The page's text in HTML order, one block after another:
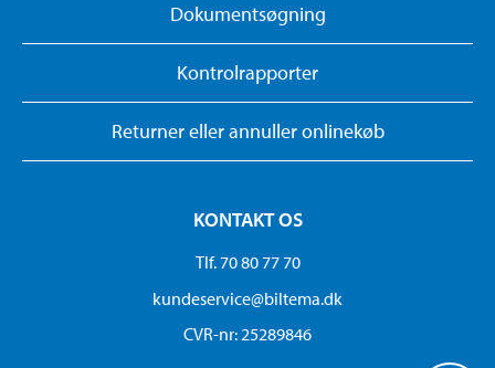
Dokumentsøgning
Kontrolrapporter
Returner eller annuller onlinekøb
KONTAKT OS
Tlf. 70 80 77 70
kundeservice@biltema.dk
CVR-nr: 25289846